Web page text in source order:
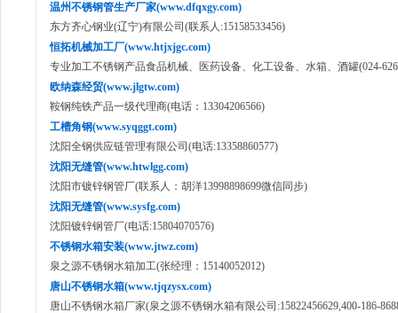
温州不锈钢管生产厂家(www.dfqxgy.com)
东方齐心钢业(辽宁)有限公司(联系人:15158533456)
恒拓机械加工厂(www.htjxjgc.com)
专业加工不锈钢产品食品机械、医药设备、化工设备、水箱、酒罐(024-
欧纳森经贸(www.jlgtw.com)
鞍钢纯铁产品一级代理商(电话：13304206566)
工槽角钢(www.syqggt.com)
沈阳全钢供应链管理有限公司(电话:13358860577)
沈阳无缝管(www.htwlgg.com)
沈阳市镀锌钢管厂(联系人：胡洋13998898699微信同步)
沈阳无缝管(www.sysfg.com)
沈阳镀锌钢管厂(电话:15804070576)
不锈钢水箱安装(www.jtwz.com)
泉之源不锈钢水箱加工(张经理：15140052012)
唐山不锈钢水箱(www.tjqzysx.com)
唐山不锈钢水箱厂家(泉之源不锈钢水箱有限公司:15822456629,400-186-